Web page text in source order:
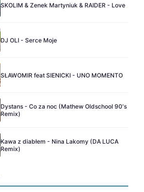
SKOLIM & Zenek Martyniuk & RAIDER - Love
DJ OLI - Serce Moje
SŁAWOMIR feat SIENICKI - UNO MOMENTO
Dystans - Co za noc (Mathew Oldschool 90's
Remix)
Kawa z diabłem - Nina Lakomy (DA LUCA
Remix)